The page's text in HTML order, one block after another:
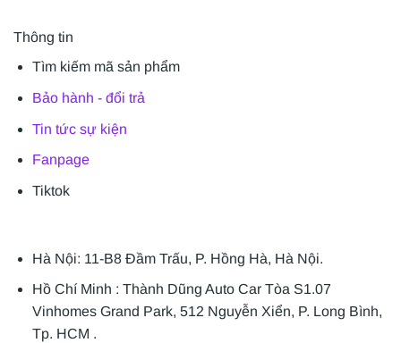
Thông tin
Tìm kiếm mã sản phẩm
Bảo hành - đổi trả
Tin tức sự kiện
Fanpage
Tiktok
Hà Nội: 11-B8 Đầm Trấu, P. Hồng Hà, Hà Nội.
Hồ Chí Minh : Thành Dũng Auto Car Tòa S1.07
Vinhomes Grand Park, 512 Nguyễn Xiển, P. Long Bình,
Tp. HCM .